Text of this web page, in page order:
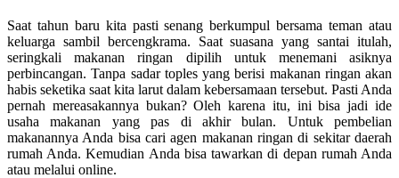
Saat tahun baru kita pasti senang berkumpul bersama teman atau
keluarga sambil bercengkrama. Saat suasana yang santai itulah,
seringkali makanan ringan dipilih untuk menemani asiknya
perbincangan. Tanpa sadar toples yang berisi makanan ringan akan
habis seketika saat kita larut dalam kebersamaan tersebut. Pasti Anda
pernah mereasakannya bukan? Oleh karena itu, ini bisa jadi ide
usaha makanan yang pas di akhir bulan. Untuk pembelian
makanannya Anda bisa cari agen makanan ringan di sekitar daerah
rumah Anda. Kemudian Anda bisa tawarkan di depan rumah Anda
atau melalui online.